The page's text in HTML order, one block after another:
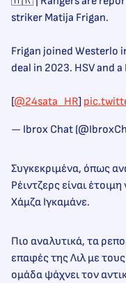
striker Matija Frigan.
Frigan joined Westerlo
deal in 2023. HSV and
[@24sata_HR]
— Ibrox Chat
Συγκεκριμένα, όπως
Ρέιντζερς είναι
Χάμζα Ιγκαμάνε.
Πιο αναλυτικά, τα
επαφές της Λιλ με
ομάδα ψάχνει τον